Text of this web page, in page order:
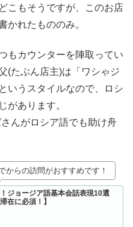
こもそうですが、このお店
かれたもののみ。
もカウンターを陣取ってい
(たぶん店主)は「ワシゃジ
いうスタイルなので、ロシ
があります。
んがロシア語でも助け舟
からの訪問がおすすめです！
ジョージア語基本会話表現10選
在に必須！】